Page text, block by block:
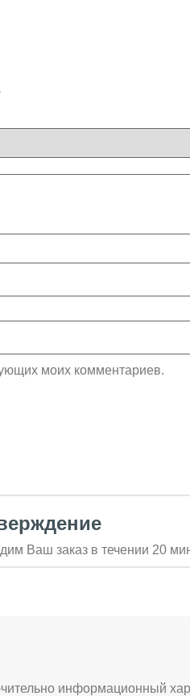
моих комментариев.
Ваш заказ в течении 20
информационный